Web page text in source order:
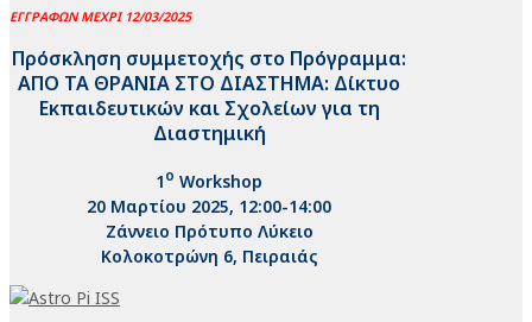
ΕΓΓΡΑΦΩΝ ΜΕΧΡΙ 12/03/2025
Πρόσκληση συμμετοχής στο Πρόγραμμα:
ΑΠΟ ΤΑ ΘΡΑΝΙΑ ΣΤΟ ΔΙΑΣΤΗΜΑ: Δίκτυο
Εκπαιδευτικών και Σχολείων για τη
Διαστημική
1 ο Workshop
20 Μαρτίου 2025, 12:00-14:00
Ζάννειο Πρότυπο Λύκειο
Κολοκοτρώνη 6, Πειραιάς